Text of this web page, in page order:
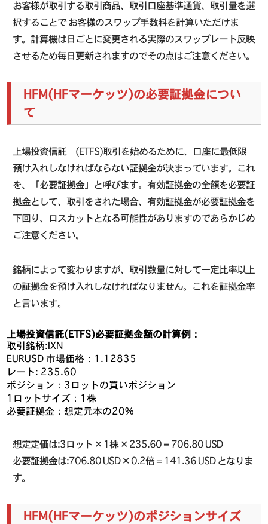
お客様が取引する取引商品、取引口座基準通貨、取引量を選
択することで お客様のスワップ手数料を計算いただけま
す。計算機は日ごとに変更される実際のスワップレート反映
させるため毎日更新されますのでその点はご注意ください。
HFM(HFマーケッツ)の必要証拠金につい
て
上場投資信託 (ETFS)取引を始めるために、口座に最低限
預け入れしなければならない証拠金が決まっています。これ
を、「必要証拠金」と呼びます。有効証拠金の全額を必要証
拠金として、取引をされた場合、有効証拠金が必要証拠金を
下回り、ロスカットとなる可能性がありますのであらかじめ
ご注意ください。
銘柄によって変わりますが、取引数量に対して一定比率以上
の証拠金を預け入れしなければなりません。これを証拠金率
と言います。
上場投資信託(ETFS)必要証拠金額の計算例：
取引銘柄:IXN
EURUSD 市場価格：1.12835
レート: 235.60
ポジション：3ロットの買いポジション
1ロットサイズ：1株
必要証拠金：想定元本の20%
想定定価は:3ロット ✕ 1株 ✕ 235.60 = 706.80 USD
必要証拠金は:706.80 USD ✕ 0.2倍 = 141.36 USD となりま
す。
HFM(HFマーケッツ)のポジションサイズ